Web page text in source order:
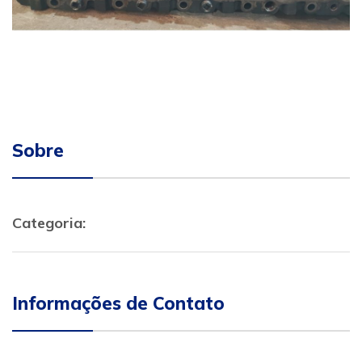
Sobre
Categoria:
Informações de Contato